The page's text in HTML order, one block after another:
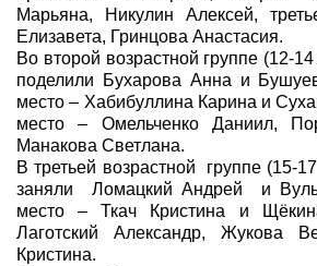
Марьяна, Никулин Алексей,
Елизавета, Гринцова Анастасия.
Во второй возрастной группе (12-
поделили Бухарова Анна и
место – Хабибуллина Карина и
место – Омельченко Даниил,
Манакова Светлана.
В третьей возрастной группе (15-
заняли Ломацкий Андрей и
место – Ткач Кристина и
Лаготский Александр, Жукова
Кристина.